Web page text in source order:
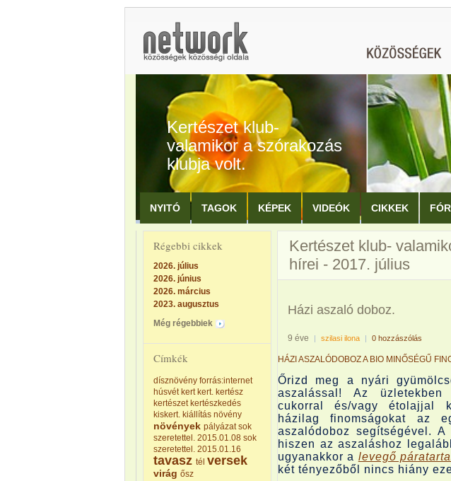
Kertészet klub-
valamikor a szórakozás
klubja volt.
NYITÓ TAGOK KÉPEK VIDEÓK CIKKEK
Régebbi cikkek
2026. július
2026. június
2026. március
2023. augusztus
Még régebbiek
Címkék
dísznövény forrás:internet
húsvét kert kert. kertész
kertészet kertészkedés
kiskert. kiállítás növény
növények pályázat sok
szeretettel. 2015.01.08 sok
szeretettel. 2015.01.16
tavasz tél versek
virág ősz
Kertészet klub-
hírei - 2017. július
Házi aszaló doboz.
9 éve | szilasi ilona | 0 hozzászólás
HÁZI ASZALÓDOBOZ A BIO MINŐSÉGŰ
Őrizd meg a nyári
aszalással! Az üzletekben
cukorral és/vagy étolajjal
házilag finomságokat az
aszalódoboz segítségével.
hiszen az aszaláshoz
ugyanakkor a levegő
két tényezőből nincs hiány